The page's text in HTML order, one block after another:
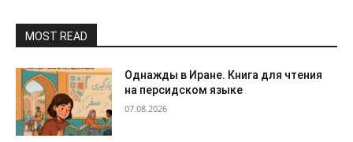
MOST READ
Однажды в Иране. Книга для чтения
на персидском языке
07.08.2026